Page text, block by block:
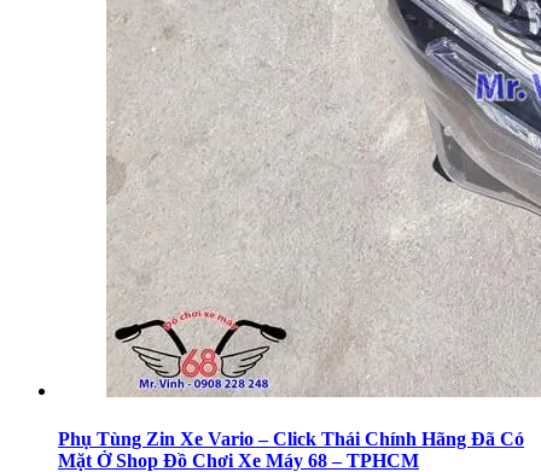
Phụ Tùng Zin Xe Vario – Click Thái Chính Hãng Đã Có
Mặt Ở Shop Đồ Chơi Xe Máy 68 – TPHCM